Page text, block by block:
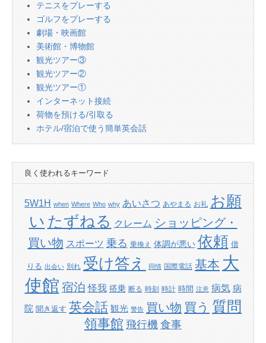
テニスをプレーする
ゴルフをプレーする
劇場・映画館
美術館・博物館
観光ツアー③
観光ツアー②
観光ツアー①
インターネット接続
荷物を預ける/引取る
ホテル/宿泊で使う簡単英会話
良く使われるキーワード
5W1H when Where Who why あいさつ あやまる お礼 お願
い たずねる クレーム ショッピング・
買い物 スポーツ 乗る 乗換え 体調が悪い 依頼 借
りる 出会い 別れ 受け答え 同情 国際電話 基本 大
使館 宿泊 怪我 搭乗 断る 時刻 時計 時間 注意 病気 病
院 聞き返す 英会話 観光 警告 買い物 買う 質問
領事館 飛行機 食事